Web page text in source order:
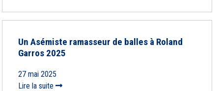
Un Asémiste ramasseur de balles à Roland
Garros 2025
27 mai 2025
Lire la suite